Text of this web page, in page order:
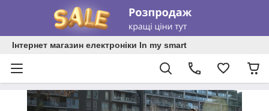
Інтернет магазин електроніки In my smart